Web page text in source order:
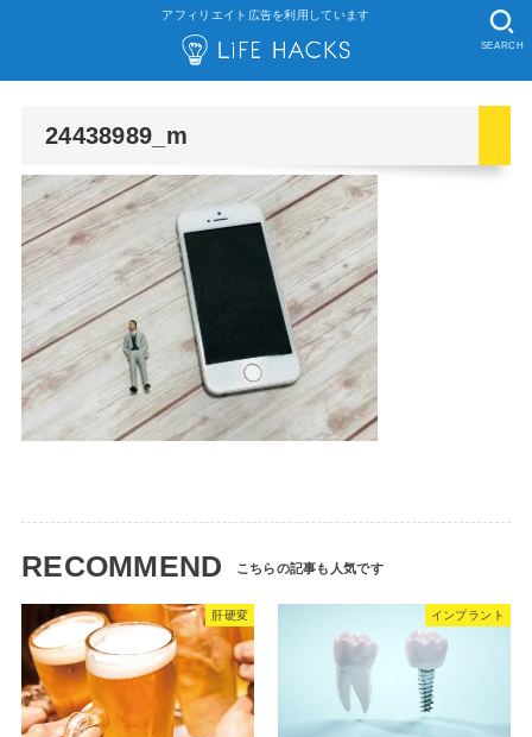
アフィリエイト広告を利用しています
SEARCH
24438989_m
RECOMMEND
肝硬変 インプラント